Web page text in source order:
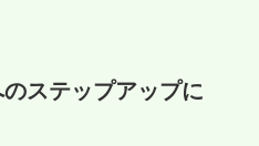
ステップアップに